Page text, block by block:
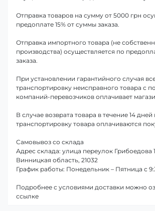
Отправка товаров на сумму от 5000 грн
предоплате 15% от суммы заказа.
Отправка импортного товара (не
производства) осуществляется по
заказа.
При установлении гарантийного случая
транспортировку неисправного товара с
компаний-перевозчиков оплачивает
В случае возврата товара в течение 14
транспортировку товара оплачиваются
Самовывоз со склада
Адрес склада: улица переулок Грибоедова
Винницкая область, 21032
График работы: Понедельник – Пятница с
Подробнее с условиями доставки можно
ссылке